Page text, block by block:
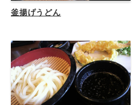
釜揚げうどん